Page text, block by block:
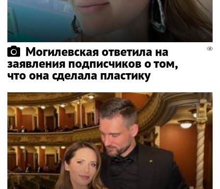
Могилевская ответила на
заявления подписчиков о том,
что она сделала пластику